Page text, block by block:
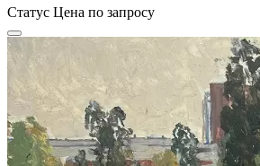
Статус Цена по запросу